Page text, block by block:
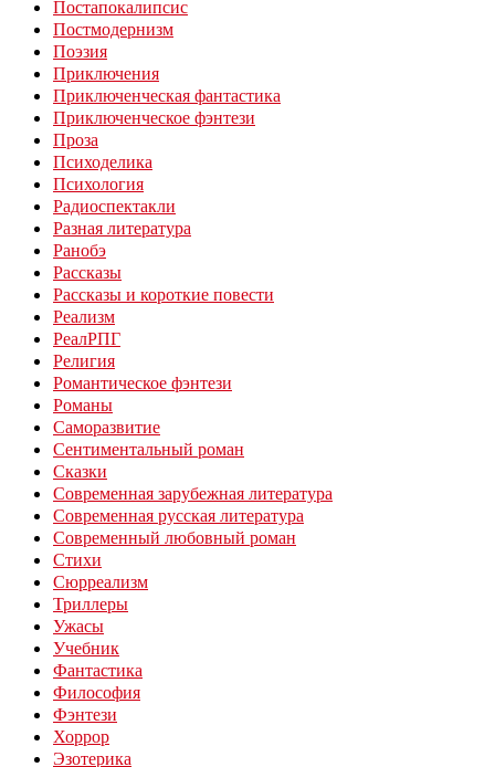
Постапокалипсис
Постмодернизм
Поэзия
Приключения
Приключенческая фантастика
Приключенческое фэнтези
Проза
Психоделика
Психология
Радиоспектакли
Разная литература
Ранобэ
Рассказы
Рассказы и короткие повести
Реализм
РеалРПГ
Религия
Романтическое фэнтези
Романы
Саморазвитие
Сентиментальный роман
Сказки
Современная зарубежная литература
Современная русская литература
Современный любовный роман
Стихи
Сюрреализм
Триллеры
Ужасы
Учебник
Фантастика
Философия
Фэнтези
Хоррор
Эзотерика